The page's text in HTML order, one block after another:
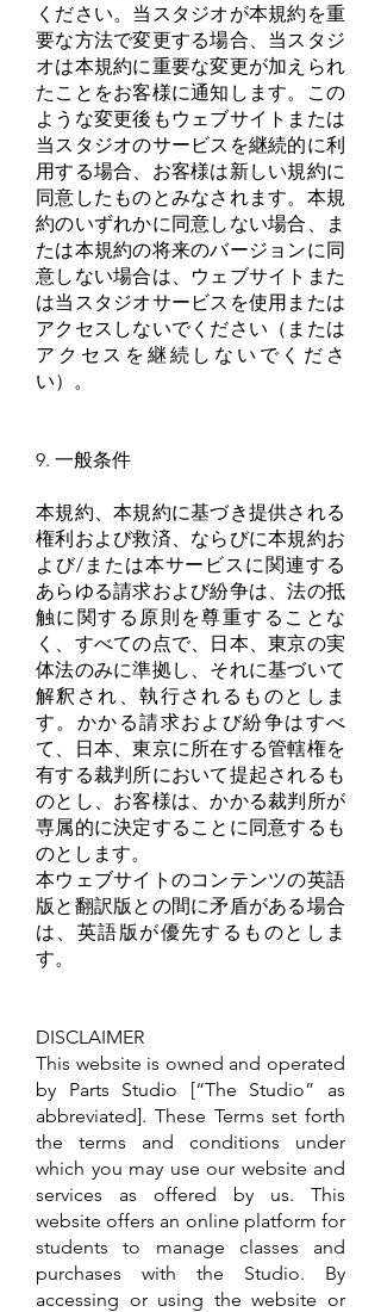
ください。当スタジオが本規約を重
要な方法で変更する場合、当スタジ
オは本規約に重要な変更が加えられ
たことをお客様に通知します。この
ような変更後もウェブサイトまたは
当スタジオのサービスを継続的に利
用する場合、お客様は新しい規約に
同意したものとみなされます。本規
約のいずれかに同意しない場合、ま
たは本規約の将来のバージョンに同
意しない場合は、ウェブサイトまた
は当スタジオサービスを使用または
アクセスしないでください（または
アクセスを継続しないでくださ
い）。
9. 一般条件
本規約、本規約に基づき提供される
権利および救済、ならびに本規約お
よび/または本サービスに関連する
あらゆる請求および紛争は、法の抵
触に関する原則を尊重することな
く、すべての点で、日本、東京の実
体法のみに準拠し、それに基づいて
解釈され、執行されるものとしま
す。かかる請求および紛争はすべ
て、日本、東京に所在する管轄権を
有する裁判所において提起されるも
のとし、お客様は、かかる裁判所が
専属的に決定することに同意するも
のとします。
本ウェブサイトのコンテンツの英語
版と翻訳版との間に矛盾がある場合
は、英語版が優先するものとしま
す。
DISCLAIMER
This website is owned and operated
by Parts Studio [“The Studio” as
abbreviated]. These Terms set forth
the terms and conditions under
which you may use our website and
services as offered by us. This
website offers an online platform for
students to manage classes and
purchases with the Studio. By
accessing or using the website or